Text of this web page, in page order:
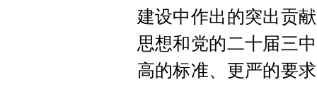
建设中作出的突出贡
思想和党的二十届三
高的标准、更严的要